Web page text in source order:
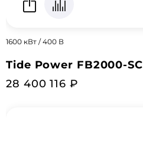
1600 кВт / 400 В
Tide Power FB2000-SC
28 400 116 ₽